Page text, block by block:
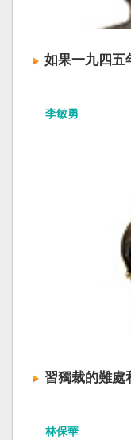
如果一九四五
李敏勇
習獨裁的難處
林保華